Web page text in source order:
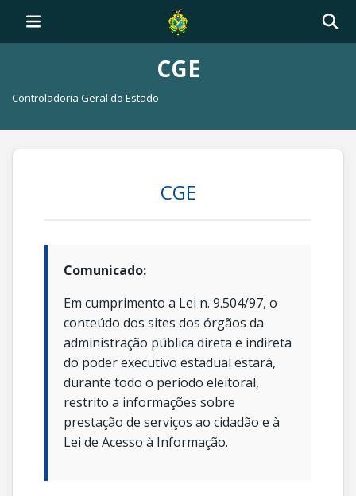
CGE
Controladoria Geral do Estado
CGE
Comunicado:
Em cumprimento a Lei n. 9.504/97, o
conteúdo dos sites dos órgãos da
administração pública direta e indireta
do poder executivo estadual estará,
durante todo o período eleitoral,
restrito a informações sobre
prestação de serviços ao cidadão e à
Lei de Acesso à Informação.